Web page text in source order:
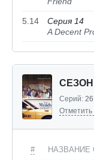
5.14
Серия 14
A Decent
СЕЗОН
Серий: 26
Отметить
# НАЗВАНИЕ